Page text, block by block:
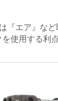
『エア』な
使用する利